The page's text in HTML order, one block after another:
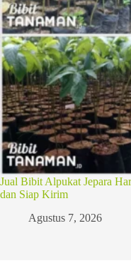
Jual Bibit Alpukat Jepara
dan Siap Kirim
Agustus 7, 2026